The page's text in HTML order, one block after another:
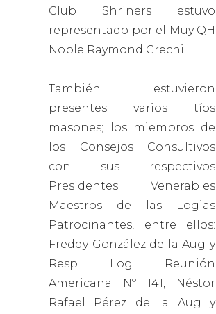
Club Shriners estuvo
representado por el Muy QH
Noble Raymond Crechi.
También estuvieron
presentes varios tíos
masones; los miembros de
los Consejos Consultivos
con sus respectivos
Presidentes; Venerables
Maestros de las Logias
Patrocinantes, entre ellos:
Freddy González de la Aug y
Resp Log Reunión
Americana Nº 141, Néstor
Rafael Pérez de la Aug y